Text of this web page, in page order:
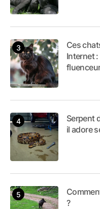
Ces
Internet
Serpent
il adore
?